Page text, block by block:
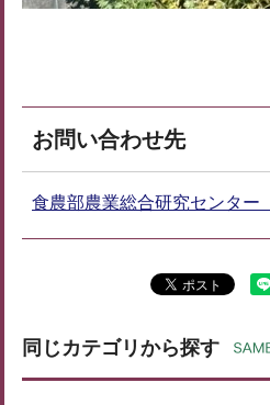
お問い合わせ先
食農部農業総合研究センター
同じカテゴリから探す